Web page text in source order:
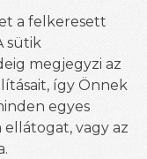
a felkeresett
sütik
megjegyzi az
így Önnek
egyes
vagy az